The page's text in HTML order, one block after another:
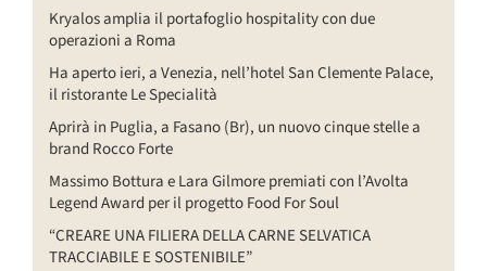
Kryalos amplia il portafoglio hospitality con due
operazioni a Roma
Ha aperto ieri, a Venezia, nell’hotel San Clemente Palace,
il ristorante Le Specialità
Aprirà in Puglia, a Fasano (Br), un nuovo cinque stelle a
brand Rocco Forte
Massimo Bottura e Lara Gilmore premiati con l’Avolta
Legend Award per il progetto Food For Soul
“CREARE UNA FILIERA DELLA CARNE SELVATICA
TRACCIABILE E SOSTENIBILE”